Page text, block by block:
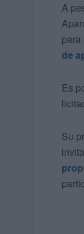
A
de
Es
Su